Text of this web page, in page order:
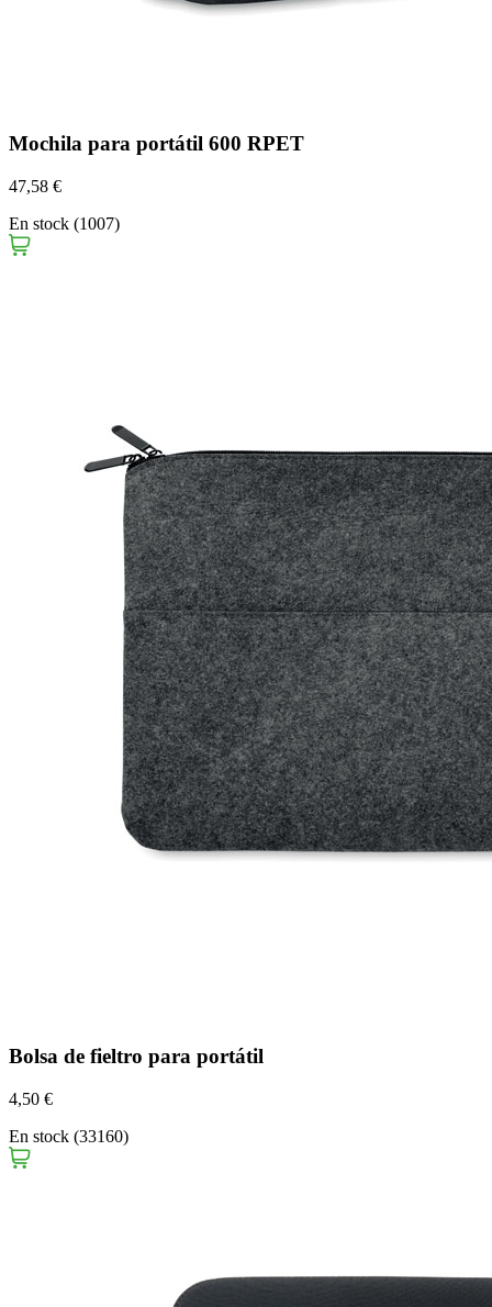
Mochila para portátil 600 RPET
47,58 €
En stock (1007)
Bolsa de fieltro para portátil
4,50 €
En stock (33160)